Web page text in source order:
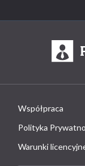
Współpraca
Polityka
Warunki